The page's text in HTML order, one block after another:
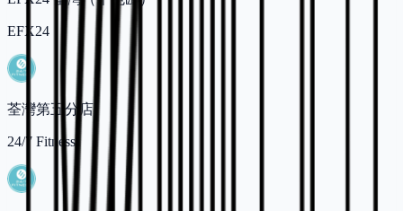
EFX24
荃灣第五分店
24/7 Fitness